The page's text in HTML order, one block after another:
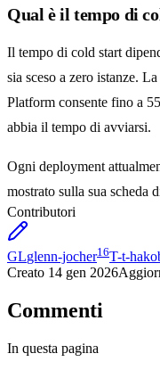
Qual è il tempo di
Il tempo di cold start
sia sceso a zero istanze.
Platform consente fino a
abbia il tempo di avviarsi.
Ogni deployment
mostrato sulla sua scheda
Contributori
GLglenn-jocher16T-t-
Creato 14 gen 2026
Commenti
In questa pagina